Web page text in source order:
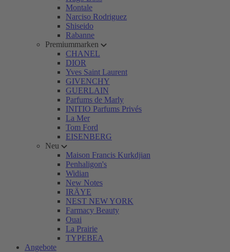
Montale
Narciso Rodriguez
Shiseido
Rabanne
Premiummarken
CHANEL
DIOR
Yves Saint Laurent
GIVENCHY
GUERLAIN
Parfums de Marly
INITIO Parfums Privés
La Mer
Tom Ford
EISENBERG
Neu
Maison Francis Kurkdjian
Penhaligon's
Widian
New Notes
IRÄYE
NEST NEW YORK
Farmacy Beauty
Ouai
La Prairie
TYPEBEA
Angebote